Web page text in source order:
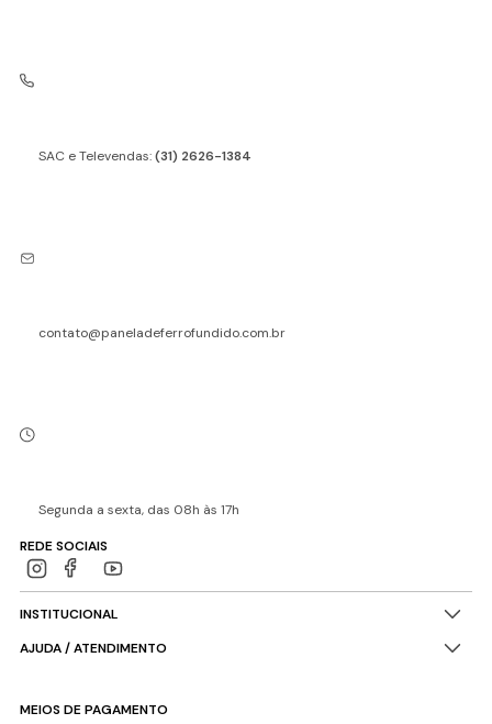
SAC e Televendas:(31) 2626-1384
contato@paneladeferrofundido.com.br
Segunda a sexta, das 08h às 17h
REDE SOCIAIS
INSTITUCIONAL
AJUDA / ATENDIMENTO
MEIOS DE PAGAMENTO